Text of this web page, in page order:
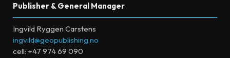
Publisher & General Manager
Ingvild Ryggen Carstens
ingvild@geopublishing.no
cell: +47 974 69 090